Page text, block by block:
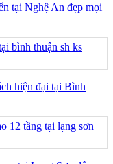
tại Nghệ An đẹp mọi
hiện đại tại Bình